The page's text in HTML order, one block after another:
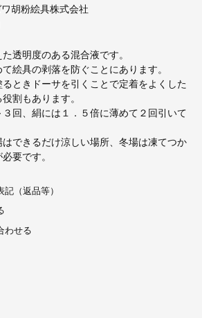
胡粉絵具株式会社
透明度のある混合液です。
絵具の剥落を防ぐことにあります。
ときドーサを引くことで定着をよくした
割もあります。
回、絹には１．５倍に薄めて２回引いて
できるだけ涼しい場所、冬場は凍てつか
要です。
（返品等）
わせる